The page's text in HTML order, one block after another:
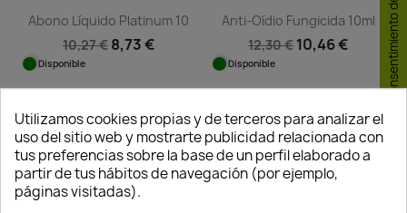
Abono Líquido Platinum 10
10,27 € 8,73 €
Disponible
Anti-Oídio Fungicida 10ml
12,30 €10,46 €
Disponible
-15% favorite_border -15% favorite_border
Utilizamos cookies propias y de terceros para analizar el
uso del sitio web y mostrarte publicidad relacionada con
tus preferencias sobre la base de un perfil elaborado a
partir de tus hábitos de navegación (por ejemplo,
páginas visitadas).